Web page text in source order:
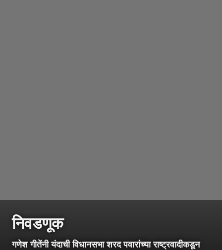
निवडणूक
गणेश गीतेंनी यंदाची विधानसभा शरद पवारांच्या राष्ट्रवादीकडून